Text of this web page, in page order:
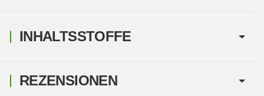
INHALTSSTOFFE
REZENSIONEN